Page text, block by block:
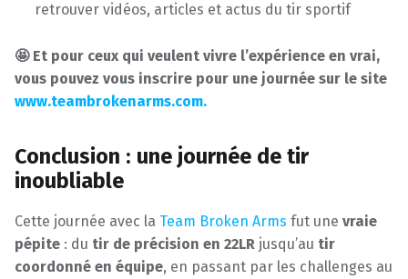
retrouver vidéos, articles et actus du tir sportif
🤩 Et pour ceux qui veulent vivre l’expérience en vrai,
vous pouvez vous inscrire pour une journée sur le site
www.teambrokenarms.com.
Conclusion : une journée de tir
inoubliable
Cette journée avec la Team Broken Arms fut une vraie
pépite : du tir de précision en 22LR jusqu’au tir
coordonné en équipe, en passant par les challenges au